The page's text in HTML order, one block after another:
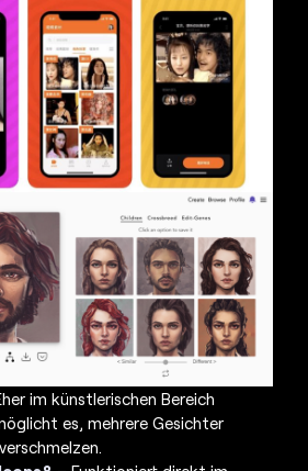
im künstlerischen Bereich
es, mehrere Gesichter